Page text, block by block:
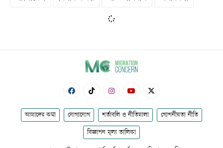
আমাদের কথা যোগাযোগ শর্তাবলি ও নীতিমালা গোপনীয়তা নীতি
বিজ্ঞাপন মূল্য তালিকা